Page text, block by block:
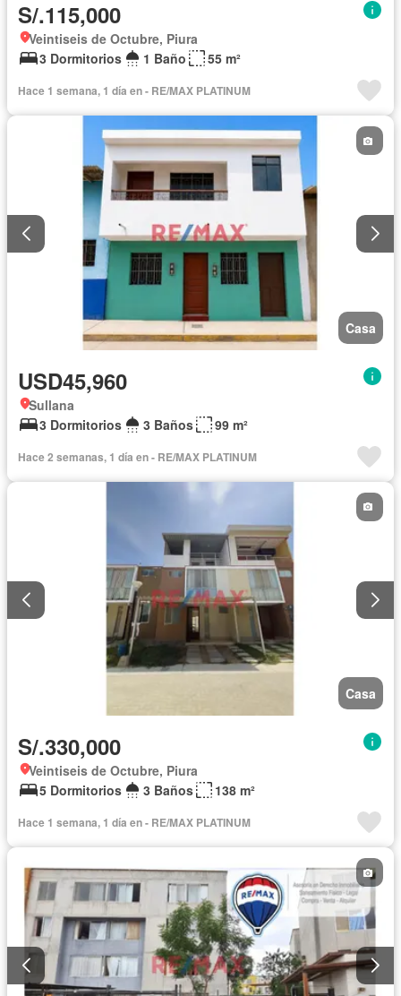
S/.115,000
Veintiseis de Octubre, Piura
3 Dormitorios
1 Baño 55 m²
Hace 1 semana, 1 día en - RE/MAX PLATINUM
Casa
USD45,960
Sullana
3 Dormitorios
3 Baños 99 m²
Hace 2 semanas, 1 día en - RE/MAX PLATINUM
Casa
S/.330,000
Veintiseis de Octubre, Piura
5 Dormitorios
3 Baños 138 m²
Hace 1 semana, 1 día en - RE/MAX PLATINUM